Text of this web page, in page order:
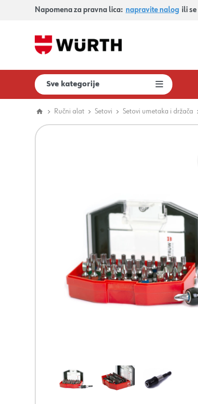
Napomena za pravna lica: napravite nalog ili se
Sve kategorije
Ručni alat Setovi Setovi umetaka i držača